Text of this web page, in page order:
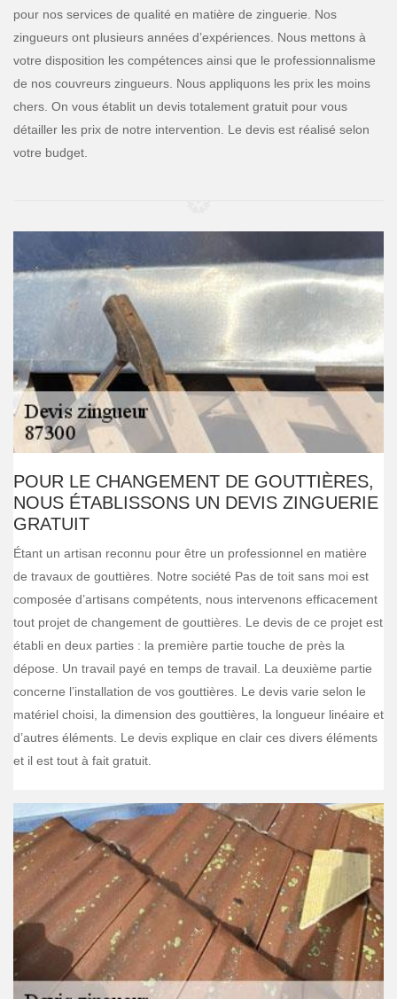
pour nos services de qualité en matière de zinguerie. Nos
zingueurs ont plusieurs années d’expériences. Nous mettons à
votre disposition les compétences ainsi que le professionnalisme
de nos couvreurs zingueurs. Nous appliquons les prix les moins
chers. On vous établit un devis totalement gratuit pour vous
détailler les prix de notre intervention. Le devis est réalisé selon
votre budget.
POUR LE CHANGEMENT DE GOUTTIÈRES,
NOUS ÉTABLISSONS UN DEVIS ZINGUERIE
GRATUIT
Étant un artisan reconnu pour être un professionnel en matière
de travaux de gouttières. Notre société Pas de toit sans moi est
composée d’artisans compétents, nous intervenons efficacement
tout projet de changement de gouttières. Le devis de ce projet est
établi en deux parties : la première partie touche de près la
dépose. Un travail payé en temps de travail. La deuxième partie
concerne l’installation de vos gouttières. Le devis varie selon le
matériel choisi, la dimension des gouttières, la longueur linéaire et
d’autres éléments. Le devis explique en clair ces divers éléments
et il est tout à fait gratuit.